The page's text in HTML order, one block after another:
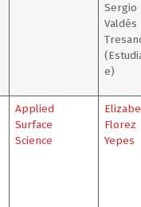
Sergio
Valdés
e)
Applied
Surface
Science
Florez
Yepes